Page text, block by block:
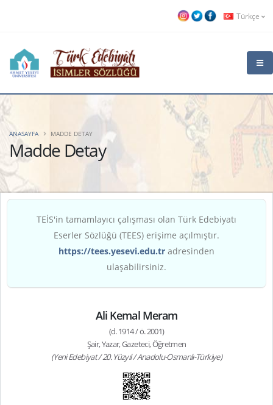
Türkçe
Madde Detay
ANASAYFA MADDE DETAY
TEİS'in tamamlayıcı çalışması olan Türk Edebiyatı
Eserler Sözlüğü (TEES) erişime açılmıştır.
https://tees.yesevi.edu.tr adresinden
ulaşabilirsiniz.
Ali Kemal Meram
(d. 1914 / ö. 2001)
Şair, Yazar, Gazeteci, Öğretmen
(Yeni Edebiyat / 20. Yüzyıl / Anadolu-Osmanlı-Türkiye)